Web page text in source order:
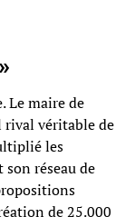
Le maire de
rival véritable de
les
réseau de
de 25.000